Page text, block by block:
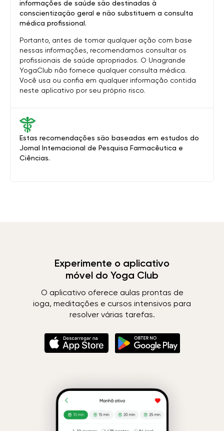
Estas recomendações são baseadas em estudos do
Jornal Internacional de Pesquisa Farmacêutica e
Ciências.
informações de saúde são destinadas à
conscientização geral e não substituem a consulta
médica profissional.
Portanto, antes de tomar qualquer ação com base
nessas informações, recomendamos consultar os
profissionais de saúde apropriados. O Unagrande
YogaClub não fornece qualquer consulta médica.
Você usa ou confia em qualquer informação contida
neste aplicativo por seu próprio risco.
Experimente o aplicativo
móvel do Yoga Club
O aplicativo oferece aulas prontas de
ioga, meditações e cursos intensivos para
resolver várias tarefas.